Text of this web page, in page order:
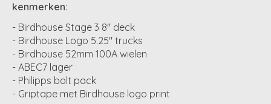
kenmerken:
- Birdhouse Stage 3 8" deck
- Birdhouse Logo 5.25" trucks
- Birdhouse 52mm 100A wielen
- ABEC7 lager
- Philipps bolt pack
- Griptape met Birdhouse logo print